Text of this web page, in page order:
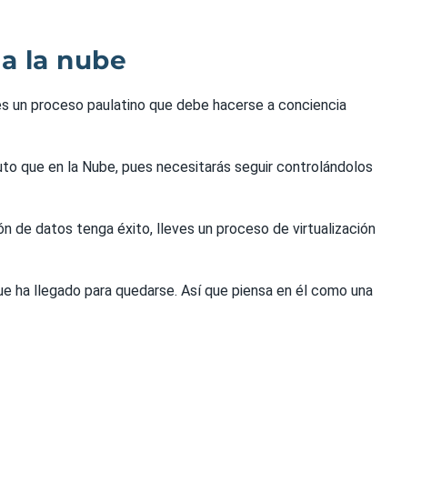
la nube
un proceso paulatino que debe hacerse a conciencia
que en la Nube, pues necesitarás seguir controlándolos
de datos tenga éxito, lleves un proceso de virtualización
ha llegado para quedarse. Así que piensa en él como una